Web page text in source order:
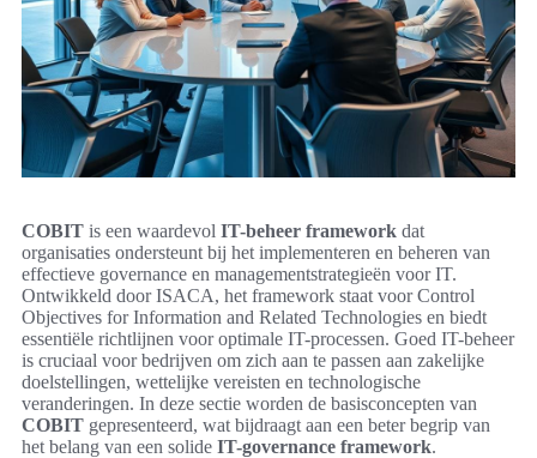
COBIT is een waardevol IT-beheer framework dat
organisaties ondersteunt bij het implementeren en beheren van
effectieve governance en managementstrategieën voor IT.
Ontwikkeld door ISACA, het framework staat voor Control
Objectives for Information and Related Technologies en biedt
essentiële richtlijnen voor optimale IT-processen. Goed IT-beheer
is cruciaal voor bedrijven om zich aan te passen aan zakelijke
doelstellingen, wettelijke vereisten en technologische
veranderingen. In deze sectie worden de basisconcepten van
COBIT gepresenteerd, wat bijdraagt aan een beter begrip van
het belang van een solide IT-governance framework.